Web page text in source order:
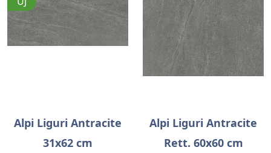
Alpi Liguri Antracite
31x62 cm
Alpi Liguri Antracite
Rett. 60x60 cm